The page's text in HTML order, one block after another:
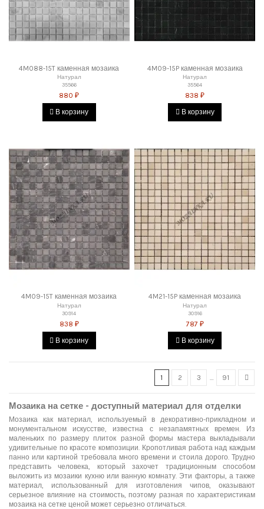
4M088-15T каменная мозаика
Натурал
35566
880 ₽
В корзину
4M09-15P каменная мозаика
Натурал
35564
838 ₽
В корзину
4M09-15T каменная мозаика
Натурал
30914
838 ₽
В корзину
4M21-15P каменная мозаика
Натурал
30916
787 ₽
В корзину
1 2 3 91
Мозаика на сетке - доступный материал для отделки
Мозаика как материал, используемый в декоративно-прикладном и
монументальном искусстве, известна с незапамятных времен. Из
маленьких по размеру плиток разной формы мастера выкладывали
удивительные по красоте композиции. Кропотливая работа над каждым
панно или картиной требовала много времени и стоила дорого. Трудно
представить человека, который захочет традиционным способом
выложить из мозаики кухню или ванную комнату. Эти факторы, а также
материал, использованный для изготовления чипов, оказывают
серьезное влияние на стоимость, поэтому разная по характеристикам
мозаика на сетке ценой может серьезно отличаться.